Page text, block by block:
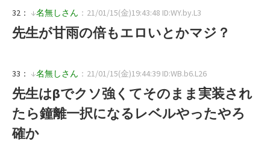
32： ↓名無しさん ：21/01/15(金)19:43:48 ID:WY.by.L3
先生が甘雨の倍もエロいとかマジ？
33： ↓名無しさん ：21/01/15(金)19:44:39 ID:WB.b6.L26
先生はβでクソ強くてそのまま実装され
たら鐘離一択になるレベルやったやろ
確か